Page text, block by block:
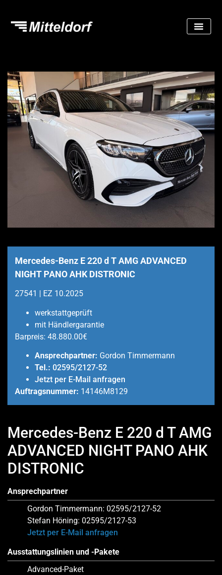
Mercedes-Benz E 220 d T AMG ADVANCED
NIGHT PANO AHK DISTRONIC
27541 | EZ 10.2025
werkstattgeprüft
mit Händlergarantie
Barpreis: 48.880.00€
Ansprechpartner: Gordon Timmermann
Tel.: 02595/2127-52
Jetzt per E-Mail anfragen
Auftragsnummer: 14146M8129
Mercedes-Benz E 220 d T AMG
ADVANCED NIGHT PANO AHK
DISTRONIC
Ansprechpartner
Gordon Timmermann: 02595/2127-52
Stefan Höning: 02595/2127-53
Jetzt per E-Mail anfragen
Ausstattungslinien und -Pakete
Advanced-Paket